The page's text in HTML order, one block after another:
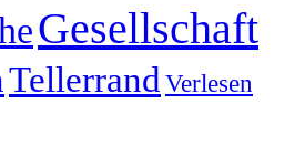
Gesellschaft
Tellerrand Verlesen